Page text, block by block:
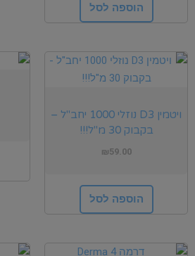
הוספה לסל
ויטמין D3 נוזלי 1000 יחב"ל –
בקבוק 30 מ"ל!!!
₪59.00
הוספה לסל